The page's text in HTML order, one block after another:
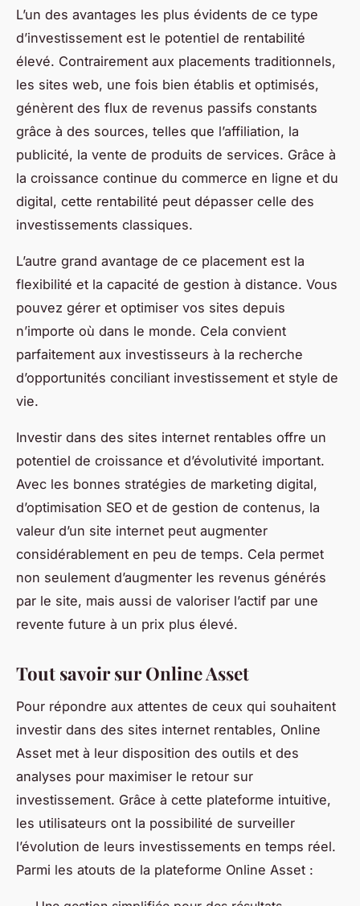
L’un des avantages les plus évidents de ce type
d’investissement est le potentiel de rentabilité
élevé. Contrairement aux placements traditionnels,
les sites web, une fois bien établis et optimisés,
génèrent des flux de revenus passifs constants
grâce à des sources, telles que l’affiliation, la
publicité, la vente de produits de services. Grâce à
la croissance continue du commerce en ligne et du
digital, cette rentabilité peut dépasser celle des
investissements classiques.
L’autre grand avantage de ce placement est la
flexibilité et la capacité de gestion à distance. Vous
pouvez gérer et optimiser vos sites depuis
n’importe où dans le monde. Cela convient
parfaitement aux investisseurs à la recherche
d’opportunités conciliant investissement et style de
vie.
Investir dans des sites internet rentables offre un
potentiel de croissance et d’évolutivité important.
Avec les bonnes stratégies de marketing digital,
d’optimisation SEO et de gestion de contenus, la
valeur d’un site internet peut augmenter
considérablement en peu de temps. Cela permet
non seulement d’augmenter les revenus générés
par le site, mais aussi de valoriser l’actif par une
revente future à un prix plus élevé.
Tout savoir sur Online Asset
Pour répondre aux attentes de ceux qui souhaitent
investir dans des sites internet rentables, Online
Asset met à leur disposition des outils et des
analyses pour maximiser le retour sur
investissement. Grâce à cette plateforme intuitive,
les utilisateurs ont la possibilité de surveiller
l’évolution de leurs investissements en temps réel.
Parmi les atouts de la plateforme Online Asset :